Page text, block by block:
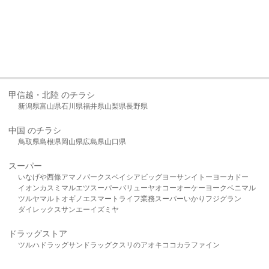
甲信越・北陸 のチラシ
新潟県富山県石川県福井県山梨県長野県
中国 のチラシ
鳥取県島根県岡山県広島県山口県
スーパー
いなげや西條アマノパークスベイシア ビッグヨーサンイトーヨーカドー
イオンカスミ マルエツスーパーバリューヤオコーオーケー ヨークベニマル
ツルヤマルト オギノ エスマート ライフ業務スーパーいかり フジグラン
ダイレックスサンエーイズミヤ
ドラッグストア
ツルハドラッグサンドラッグクスリのアオキ ココカラファイン